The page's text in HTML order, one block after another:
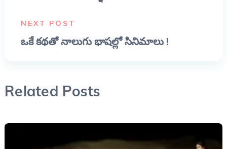
NEXT POST
ఒకే కథతో నాలుగు భాషల్లో సినిమాలు !
Related Posts